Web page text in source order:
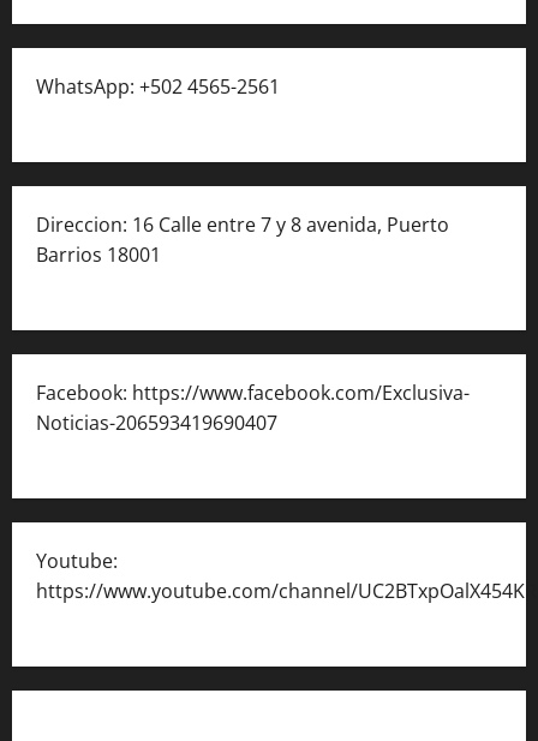
WhatsApp: +502 4565-2561
Direccion: 16 Calle entre 7 y 8 avenida, Puerto
Barrios 18001
Facebook: https://www.facebook.com/Exclusiva-
Noticias-206593419690407
Youtube:
https://www.youtube.com/channel/